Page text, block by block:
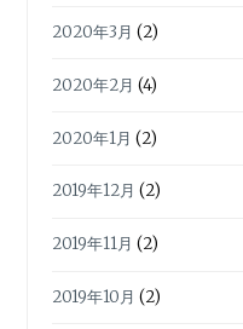
2020年3月 (2)
2020年2月 (4)
2020年1月 (2)
2019年12月 (2)
2019年11月 (2)
2019年10月 (2)